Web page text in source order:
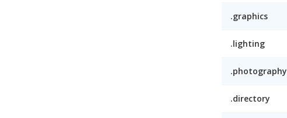
.graphics
.lighting
.photography
.directory